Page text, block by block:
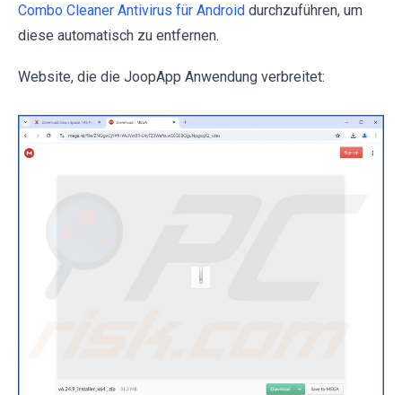
Combo Cleaner Antivirus für Android durchzuführen, um
diese automatisch zu entfernen.
Website, die die JoopApp Anwendung verbreitet: